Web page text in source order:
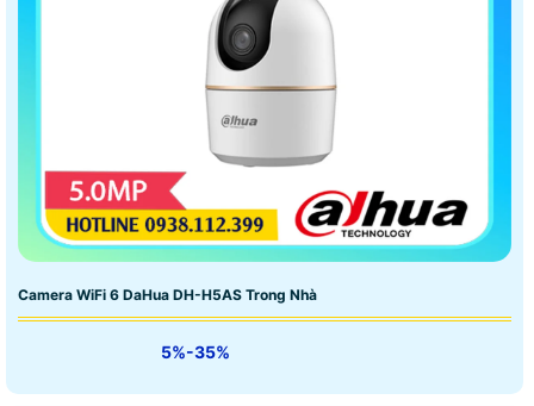
Camera WiFi 6 DaHua DH-H5AS Trong Nhà
5%-35%